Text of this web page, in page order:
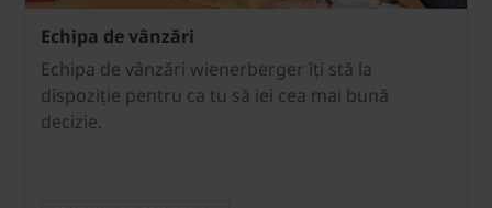
Echipa de vânzări
Echipa de vânzări wienerberger îți stă la
dispoziție pentru ca tu să iei cea mai bună
decizie.